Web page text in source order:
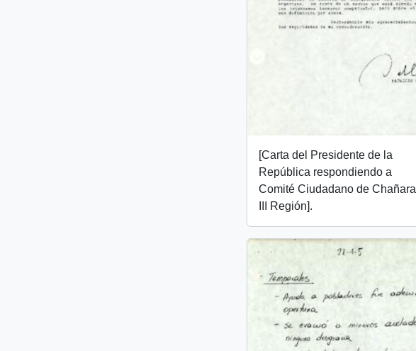
[Carta del Presidente de la
República respondiendo a
Comité Ciudadano de Chañaral
III Región].